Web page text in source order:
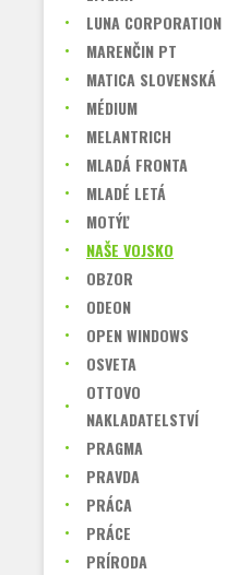
LUNA CORPORATION
MARENČIN PT
MATICA SLOVENSKÁ
MÉDIUM
MELANTRICH
MLADÁ FRONTA
MLADÉ LETÁ
MOTÝĽ
NAŠE VOJSKO
OBZOR
ODEON
OPEN WINDOWS
OSVETA
OTTOVO
NAKLADATELSTVÍ
PRAGMA
PRAVDA
PRÁCA
PRÁCE
PRÍRODA